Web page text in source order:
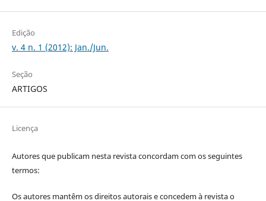
Edição
v. 4 n. 1 (2012): Jan./Jun.
Seção
ARTIGOS
Licença
Autores que publicam nesta revista concordam com os seguintes
termos:
Os autores mantêm os direitos autorais e concedem à revista o